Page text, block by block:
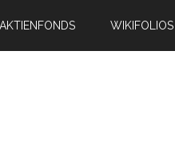
WIKIFOLIOS